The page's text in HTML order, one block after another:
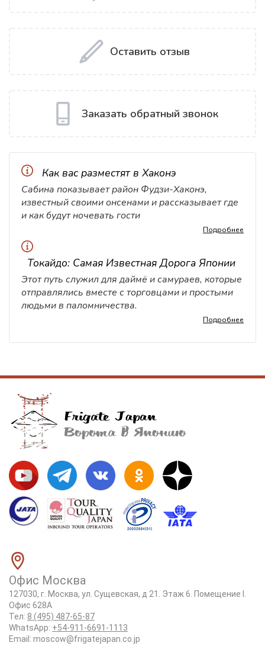
Оставить отзыв
Заказать обратный звонок
Как вас разместят в Хаконэ
Сабина показывает район Фудзи-Хаконэ,
известный своими онсенами и рассказывает где
и как будут ночевать гости
Подробнее
Токайдо: Самая Известная Дорога Японии
Этот путь служил для даймё и самураев, которые
отправлялись вместе с торговцами и простыми
людьми в паломничества.
Подробнее
Офис Москва
127030, г. Москва, ул. Сущевская, д 21. Этаж 6. Помещение I.
Офис 628А
Тел: 8 (495) 487-65-87
WhatsApp: +54-911-6691-1113
Email: moscow@frigatejapan.co.jp